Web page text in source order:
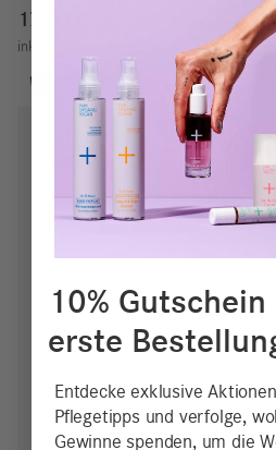
17,90
inkl. MwSt.
10%
erste
Entdecke exklusive
Pflegetipps und verfolge,
Gewinne spenden, um die